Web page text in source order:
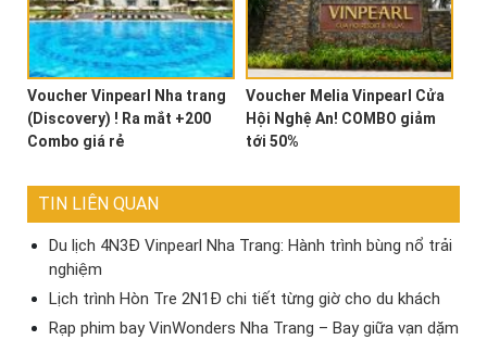
Voucher Vinpearl Nha trang
(Discovery) ! Ra mắt +200
Combo giá rẻ
Voucher Melia Vinpearl Cửa
Hội Nghệ An! COMBO giảm
tới 50%
TIN LIÊN QUAN
Du lịch 4N3Đ Vinpearl Nha Trang: Hành trình bùng nổ trải
nghiệm
Lịch trình Hòn Tre 2N1Đ chi tiết từng giờ cho du khách
Rạp phim bay VinWonders Nha Trang – Bay giữa vạn dặm